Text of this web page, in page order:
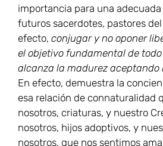
importancia para una
futuros sacerdotes, pastores
efecto, conjugar y no oponer
el objetivo fundamental de
alcanza la madurez aceptando
En efecto, demuestra la
esa relación de connaturalidad
nosotros, criaturas, y nuestro
nosotros, hijos adoptivos, y
nosotros, que nos sentimos